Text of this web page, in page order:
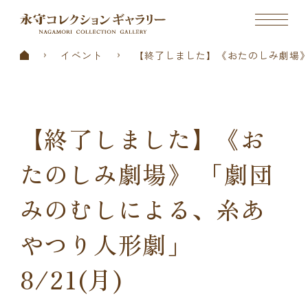
イベント 【終了しました】《おたのしみ劇
【終了しました】《お
たのしみ劇場》 「劇団
みのむしによる、糸あ
やつり人形劇」
8/21(月)